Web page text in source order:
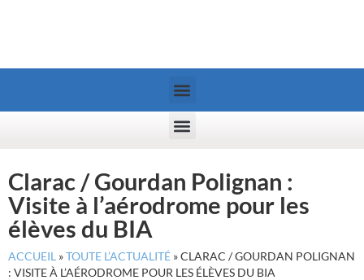
Clarac / Gourdan Polignan :
Visite à l’aérodrome pour les
élèves du BIA
ACCUEIL »TOUTE L’ACTUALITÉ »CLARAC / GOURDAN POLIGNAN
: VISITE À L’AÉRODROME POUR LES ÉLÈVES DU BIA